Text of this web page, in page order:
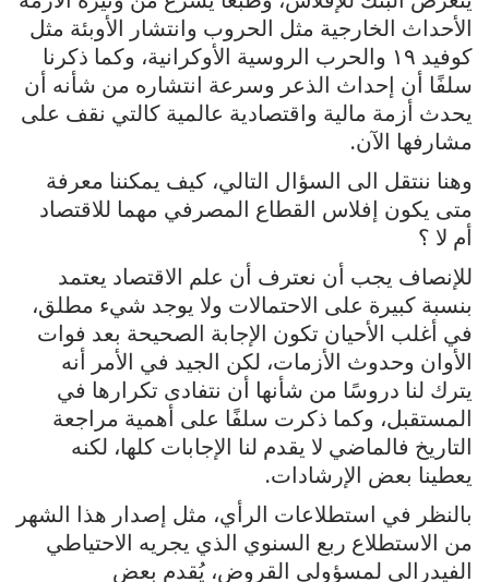
الأحداث الخارجية مثل الحروب وانتشار الأوبئة مثل
كوفيد ١٩ والحرب الروسية الأوكرانية، وكما ذكرنا
سلفًا أن إحداث الذعر وسرعة انتشاره من شأنه أن
يحدث أزمة مالية واقتصادية عالمية كالتي نقف على
مشارفها الآن.
وهنا ننتقل الى السؤال التالي، كيف يمكننا معرفة
متى يكون إفلاس القطاع المصرفي مهما للاقتصاد
أم لا ؟
للإنصاف يجب أن نعترف أن علم الاقتصاد يعتمد
بنسبة كبيرة على الاحتمالات ولا يوجد شيء مطلق،
في أغلب الأحيان تكون الإجابة الصحيحة بعد فوات
الأوان وحدوث الأزمات، لكن الجيد في الأمر أنه
يترك لنا دروسًا من شأنها أن نتفادى تكرارها في
المستقبل، وكما ذكرت سلفًا على أهمية مراجعة
التاريخ فالماضي لا يقدم لنا الإجابات كلها، لكنه
يعطينا بعض الإرشادات.
بالنظر في استطلاعات الرأي، مثل إصدار هذا الشهر
من الاستطلاع ربع السنوي الذي يجريه الاحتياطي
الفيدرالي لمسؤولي القروض، يُقدم بعض